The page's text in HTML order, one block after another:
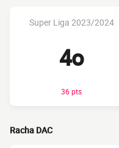
Super Liga 2023/2024
4o
36 pts
Racha DAC